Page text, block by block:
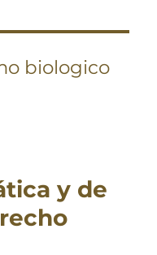
biologico
y de